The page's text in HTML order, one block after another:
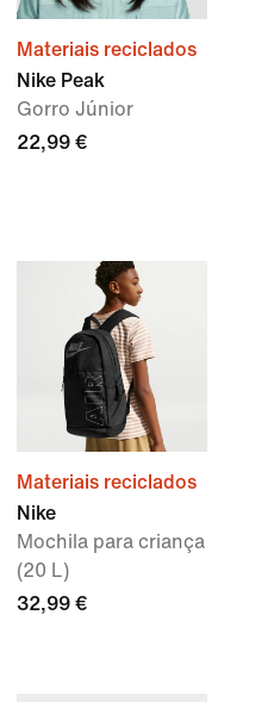
Materiais reciclados
Nike Peak
Gorro Júnior
22,99 €
Materiais reciclados
Nike
Mochila para criança
(20 L)
32,99 €